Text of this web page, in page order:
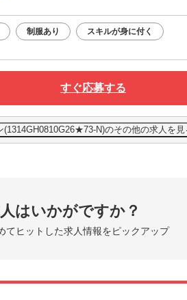
制服あり スキルが身に付く
すぐ応募する
N)のその他の求人を見
はいかがですか？
てヒットした求人情報をピックアップ